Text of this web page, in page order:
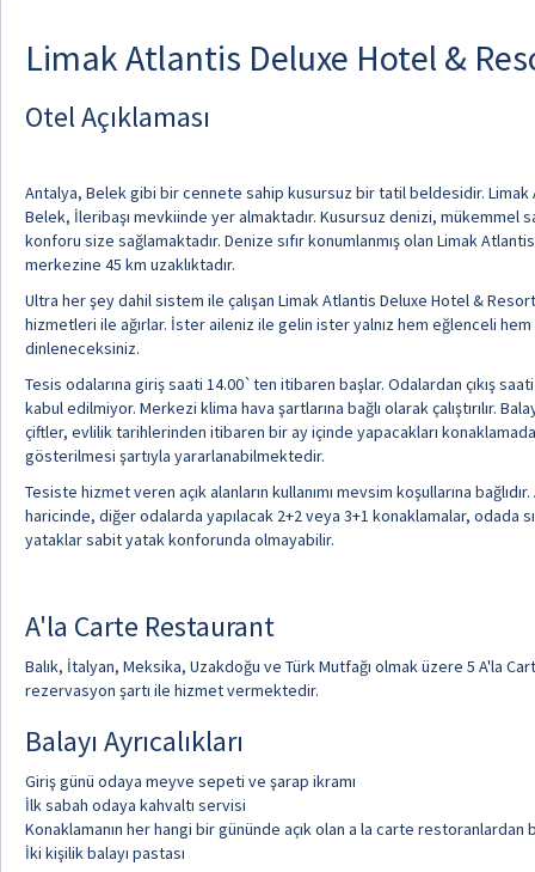
Limak Atlantis Deluxe Hotel &
Otel Açıklaması
Antalya, Belek gibi bir cennete sahip kusursuz bir tatil beldesidir.
Belek, İleribaşı mevkiinde yer almaktadır. Kusursuz denizi, mükemmel
konforu size sağlamaktadır. Denize sıfır konumlanmış olan Limak
merkezine 45 km uzaklıktadır.
Ultra her şey dahil sistem ile çalışan Limak Atlantis Deluxe Hotel &
hizmetleri ile ağırlar. İster aileniz ile gelin ister yalnız hem eğlenceli
dinleneceksiniz.
Tesis odalarına giriş saati 14.00`ten itibaren başlar. Odalardan çıkış
kabul edilmiyor. Merkezi klima hava şartlarına bağlı olarak çalıştırılır.
çiftler, evlilik tarihlerinden itibaren bir ay içinde yapacakları
gösterilmesi şartıyla yararlanabilmektedir.
Tesiste hizmet veren açık alanların kullanımı mevsim koşullarına
haricinde, diğer odalarda yapılacak 2+2 veya 3+1 konaklamalar, odada
yataklar sabit yatak konforunda olmayabilir.
A'la Carte Restaurant
Balık, İtalyan, Meksika, Uzakdoğu ve Türk Mutfağı olmak üzere 5 A'la
rezervasyon şartı ile hizmet vermektedir.
Balayı Ayrıcalıkları
Giriş günü odaya meyve sepeti ve şarap ikramı
İlk sabah odaya kahvaltı servisi
Konaklamanın her hangi bir gününde açık olan a la carte
İki kişilik balayı pastası